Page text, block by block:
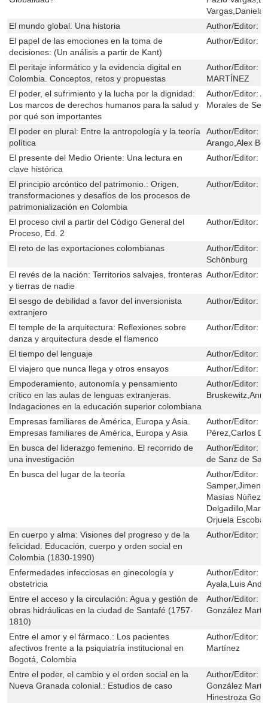
Vargas,Daniela
El mundo global. Una historia
Author/Editor:
El papel de las emociones en la toma de
decisiones: (Un análisis a partir de Kant)
Author/Editor:
El peritaje informático y la evidencia digital en
Colombia. Conceptos, retos y propuestas
Author/Editor:
MARTÍNEZ
El poder, el sufrimiento y la lucha por la dignidad:
Los marcos de derechos humanos para la salud y
por qué son importantes
Author/Editor:
Morales de
El poder en plural: Entre la antropología y la teoría
política
Author/Editor:
Arango,Alex
El presente del Medio Oriente: Una lectura en
clave histórica
Author/Editor:
El principio arcóntico del patrimonio.: Origen,
transformaciones y desafíos de los procesos de
patrimonialización en Colombia
Author/Editor:
El proceso civil a partir del Código General del
Proceso, Ed. 2
Author/Editor:
El reto de las exportaciones colombianas Author/Editor:
Schönburg
El revés de la nación: Territorios salvajes, fronteras
y tierras de nadie
Author/Editor:
El sesgo de debilidad a favor del inversionista
extranjero
Author/Editor:
El temple de la arquitectura: Reflexiones sobre
danza y arquitectura desde el flamenco
Author/Editor:
El tiempo del lenguaje Author/Editor:
El viajero que nunca llega y otros ensayos
Author/Editor:
Empoderamiento, autonomía y pensamiento
crítico en las aulas de lenguas extranjeras.
Indagaciones en la educación superior colombiana
Author/Editor:
Empresas familiares de América, Europa y Asia.
Empresas familiares de América, Europa y Asia
Author/Editor:
Pérez,Carlos
En busca del liderazgo femenino. El recorrido de
una investigación
Author/Editor:
de Sanz de
En busca del lugar de la teoría
Author/Editor:
Masías
Orjuela Escobar
En cuerpo y alma: Visiones del progreso y de la
felicidad. Educación, cuerpo y orden social en
Colombia (1830-1990)
Author/Editor:
Enfermedades infecciosas en ginecología y
obstetricia
Author/Editor:
Ayala,Luis
Entre el acceso y la circulación: Agua y gestión de
obras hidráulicas en la ciudad de Santafé (1757-
1810)
Author/Editor:
González
Entre el amor y el fármaco.: Los pacientes
afectivos frente a la psiquiatría institucional en
Bogotá, Colombia
Author/Editor:
Martínez
Entre el poder, el cambio y el orden social en la
Nueva Granada colonial.: Estudios de caso
Author/Editor:
González
Hinestroza